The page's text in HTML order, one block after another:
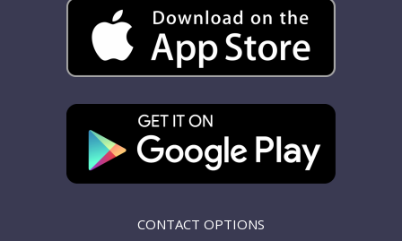
CONTACT OPTIONS